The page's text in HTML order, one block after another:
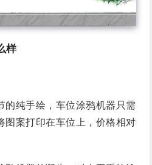
样
的纯手绘，车位涂鸦机器只需
图案打印在车位上，价格相对